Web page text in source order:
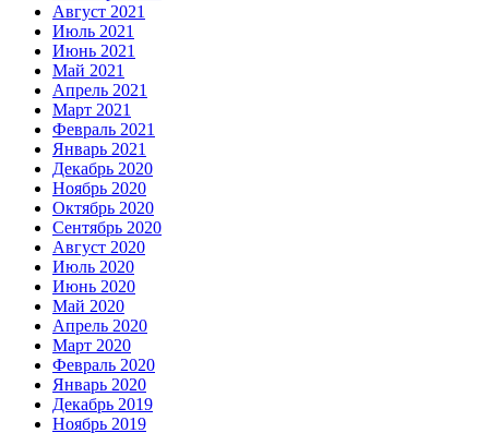
Август 2021
Июль 2021
Июнь 2021
Май 2021
Апрель 2021
Март 2021
Февраль 2021
Январь 2021
Декабрь 2020
Ноябрь 2020
Октябрь 2020
Сентябрь 2020
Август 2020
Июль 2020
Июнь 2020
Май 2020
Апрель 2020
Март 2020
Февраль 2020
Январь 2020
Декабрь 2019
Ноябрь 2019